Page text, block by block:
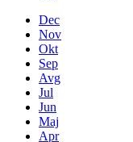
Dec
Nov
Okt
Sep
Avg
Jul
Jun
Maj
Apr